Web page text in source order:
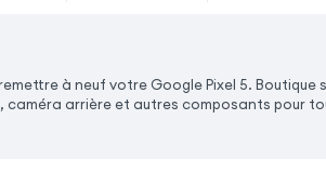
à neuf votre Google Pixel 5.
arrière et autres composants pour